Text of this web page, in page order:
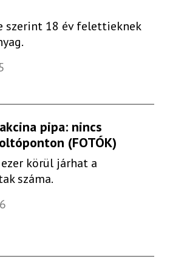
szerint 18 év felettieknek
pipa: nincs
(FOTÓK)
körül járhat a
száma.